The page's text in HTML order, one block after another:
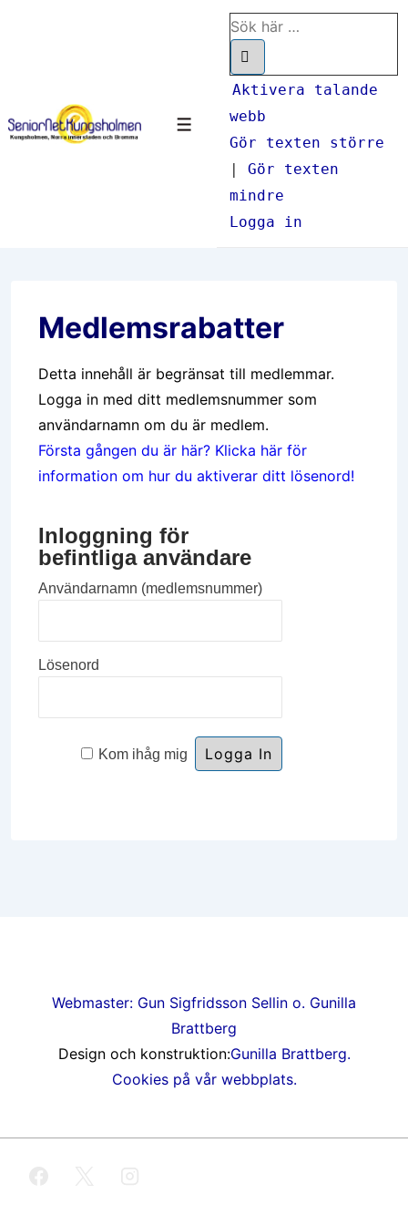
Meny
Sök
efter:
Aktivera talande
webb
Gör texten större
| Gör texten
mindre
Logga in
Medlemsrabatter
Detta innehåll är begränsat till medlemmar.
Logga in med ditt medlemsnummer som
användarnamn om du är medlem.
Första gången du är här? Klicka här för
information om hur du aktiverar ditt lösenord!
Inloggning för
befintliga användare
Användarnamn (medlemsnummer)
Lösenord
Kom ihåg mig
Webmaster: Gun Sigfridsson Sellin o. Gunilla
Brattberg
Design och konstruktion:Gunilla Brattberg.
Cookies på vår webbplats.